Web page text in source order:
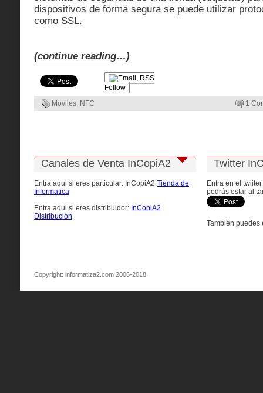
dispositivos de forma segura se puede utilizar
como SSL.
(continue reading…)
Follow
Moviles, NFC 1
Canales de Venta InCopiA2
Entra aqui si eres particular: InCopiA2 Tienda de
Informatica
Entra aqui si eres distribuidor: InCopiA2
Distribución
Twitter
Entra en el
podrás estar al
También puedes
Copyright: informatiza2.com 2006-2018